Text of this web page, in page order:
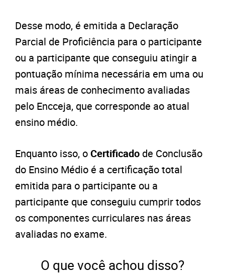
Desse modo, é emitida a Declaração
Parcial de Proficiência para o participante
ou a participante que conseguiu atingir a
pontuação mínima necessária em uma ou
mais áreas de conhecimento avaliadas
pelo Encceja, que corresponde ao atual
ensino médio.
Enquanto isso, oCertificado de Conclusão
do Ensino Médio é a certificação total
emitida para o participante ou a
participante que conseguiu cumprir todos
os componentes curriculares nas áreas
avaliadas no exame.
O que você achou disso?